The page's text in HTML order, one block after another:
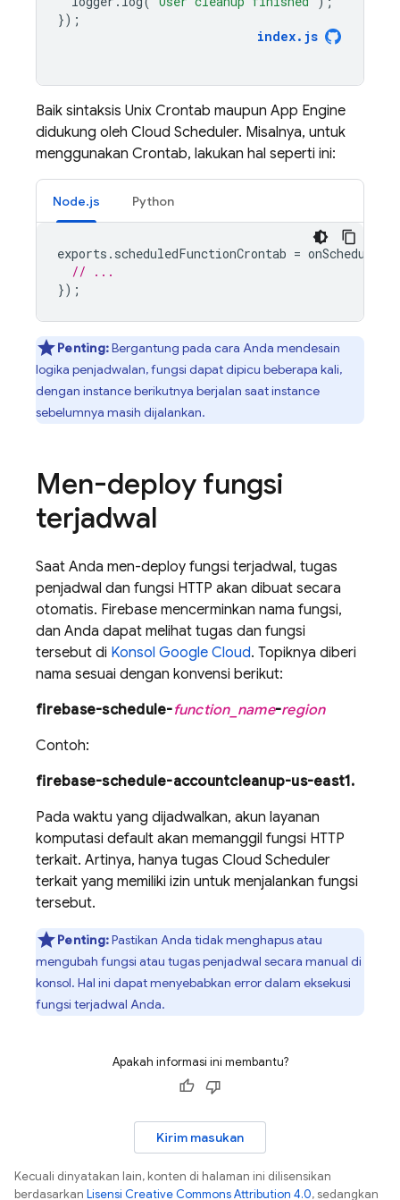
});
index. js
Baik sintaksis Unix Crontab maupun App Engine
didukung oleh Cloud Scheduler. Misalnya, untuk
menggunakan Crontab, lakukan hal seperti ini:
Node.js Python
exports . scheduledFunctionCrontab = onSchedule
// ...
});
Penting:Bergantung pada cara Anda mendesain
logika penjadwalan, fungsi dapat dipicu beberapa kali,
dengan instance berikutnya berjalan saat instance
sebelumnya masih dijalankan.
Men-deploy fungsi
terjadwal
Saat Anda men-deploy fungsi terjadwal, tugas
penjadwal dan fungsi HTTP akan dibuat secara
otomatis. Firebase mencerminkan nama fungsi,
dan Anda dapat melihat tugas dan fungsi
tersebut di Konsol Google Cloud. Topiknya diberi
nama sesuai dengan konvensi berikut:
firebase-schedule-function_name-region
Contoh:
firebase-schedule-accountcleanup-us-east1.
Pada waktu yang dijadwalkan, akun layanan
komputasi default akan memanggil fungsi HTTP
terkait. Artinya, hanya tugas Cloud Scheduler
terkait yang memiliki izin untuk menjalankan fungsi
tersebut.
Penting:Pastikan Anda tidak menghapus atau
mengubah fungsi atau tugas penjadwal secara manual di
konsol. Hal ini dapat menyebabkan error dalam eksekusi
fungsi terjadwal Anda.
Apakah informasi ini membantu?
Kirim masukan
Kecuali dinyatakan lain, konten di halaman ini dilisensikan
berdasarkan Lisensi Creative Commons Attribution 4.0, sedangkan